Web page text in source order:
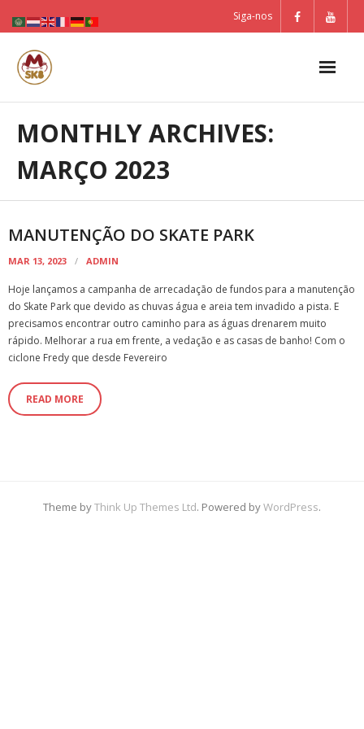
Siga-nos
MONTHLY ARCHIVES:
MARÇO 2023
MANUTENÇÃO DO SKATE PARK
MAR 13, 2023 ADMIN
Hoje lançamos a campanha de arrecadação de fundos para a manutenção
do Skate Park que devido as chuvas água e areia tem invadido a pista. E
precisamos encontrar outro caminho para as águas drenarem muito
rápido. Melhorar a rua em frente, a vedação e as casas de banho! Com o
ciclone Fredy que desde Fevereiro
READ MORE
Theme byThink Up Themes Ltd. Powered byWordPress.